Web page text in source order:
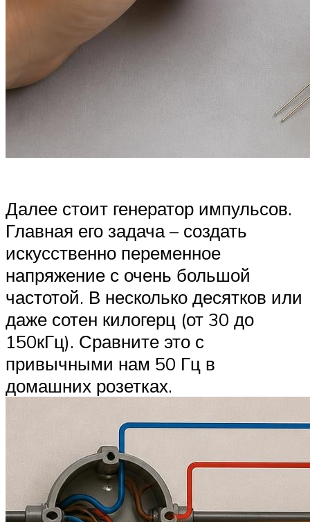
Далее стоит генератор импульсов.
Главная его задача – создать
искусственно переменное
напряжение с очень большой
частотой. В несколько десятков или
даже сотен килогерц (от 30 до
150кГц). Сравните это с
привычными нам 50 Гц в
домашних розетках.